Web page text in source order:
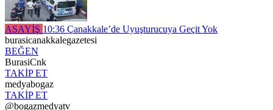
ASAYİŞ 10:36 Çanakkale’de Uyuşturucuya Geçit Yok
burasicanakkalegazetesi
BEĞEN
BurasiCnk
TAKİP ET
medyabogaz
TAKİP ET
@bogazmedyatv